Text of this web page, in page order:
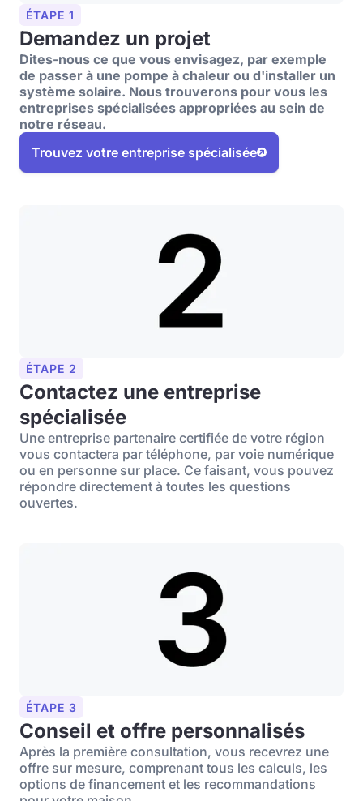
ÉTAPE 1
Demandez un projet
Dites-nous ce que vous envisagez, par exemple
de passer à une pompe à chaleur ou d'installer un
système solaire. Nous trouverons pour vous les
entreprises spécialisées appropriées au sein de
notre réseau.
Trouvez votre entreprise spécialisée
ÉTAPE 2
Contactez une entreprise
spécialisée
Une entreprise partenaire certifiée de votre région
vous contactera par téléphone, par voie numérique
ou en personne sur place. Ce faisant, vous pouvez
répondre directement à toutes les questions
ouvertes.
ÉTAPE 3
Conseil et offre personnalisés
Après la première consultation, vous recevrez une
offre sur mesure, comprenant tous les calculs, les
options de financement et les recommandations